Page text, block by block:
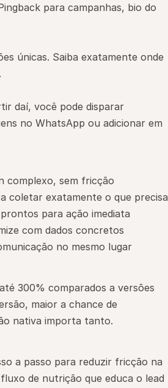
para campanhas, bio do
únicas. Saiba exatamente onde
daí, você pode disparar
no WhatsApp ou adicionar em
complexo, sem fricção
coletar exatamente o que precisa
para ação imediata
com dados concretos
no mesmo lugar
300% comparados a versões
maior a chance de
nativa importa tanto.
a passo para reduzir fricção na
de nutrição que educa o lead